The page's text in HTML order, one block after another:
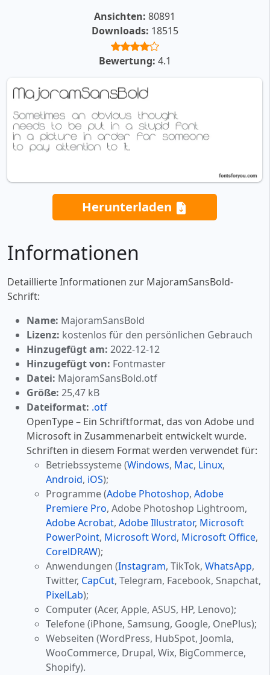
Ansichten: 80891
Downloads: 18515
Bewertung: 4.1
Herunterladen
Informationen
Detaillierte Informationen zur MajoramSansBold-
Schrift:
Name: MajoramSansBold
Lizenz: kostenlos für den persönlichen Gebrauch
Hinzugefügt am: 2022-12-12
Hinzugefügt von: Fontmaster
Datei: MajoramSansBold.otf
Größe: 25,47 kB
Dateiformat: .otf
OpenType – Ein Schriftformat, das von Adobe und
Microsoft in Zusammenarbeit entwickelt wurde.
Schriften in diesem Format werden verwendet für:
Betriebssysteme (Windows, Mac, Linux,
Android, iOS);
Programme (Adobe Photoshop, Adobe
Premiere Pro, Adobe Photoshop Lightroom,
Adobe Acrobat, Adobe Illustrator, Microsoft
PowerPoint, Microsoft Word, Microsoft Office,
CorelDRAW);
Anwendungen (Instagram, TikTok, WhatsApp,
Twitter, CapCut, Telegram, Facebook, Snapchat,
PixelLab);
Computer (Acer, Apple, ASUS, HP, Lenovo);
Telefone (iPhone, Samsung, Google, OnePlus);
Webseiten (WordPress, HubSpot, Joomla,
WooCommerce, Drupal, Wix, BigCommerce,
Shopify).